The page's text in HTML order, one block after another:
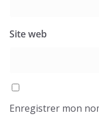
Site web
Enregistrer mon